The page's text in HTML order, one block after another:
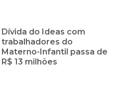
Dívida do Ideas com
trabalhadores do
Materno-Infantil passa de
R$ 13 milhões